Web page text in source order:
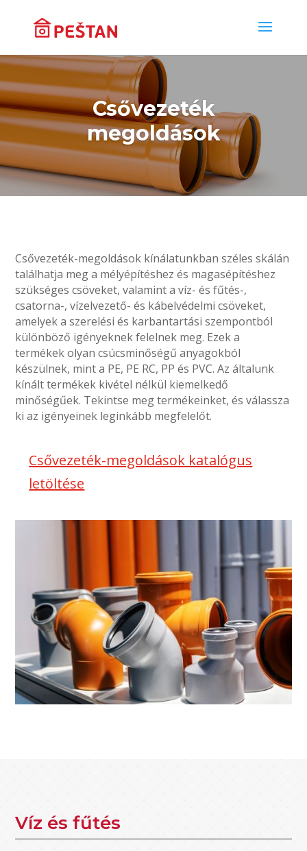
Csővezeték
megoldások
Csővezeték-megoldások kínálatunkban széles skálán
találhatja meg a mélyépítéshez és magasépítéshez
szükséges csöveket, valamint a víz- és fűtés-,
csatorna-, vízelvezető- és kábelvédelmi csöveket,
amelyek a szerelési és karbantartási szempontból
különböző igényeknek felelnek meg. Ezek a
termékek olyan csúcsminőségű anyagokból
készülnek, mint a PE, PE RC, PP és PVC. Az általunk
kínált termékek kivétel nélkül kiemelkedő
minőségűek. Tekintse meg termékeinket, és válassza
ki az igényeinek leginkább megfelelőt.
Csővezeték-megoldások katalógus
letöltése
Víz és fűtés